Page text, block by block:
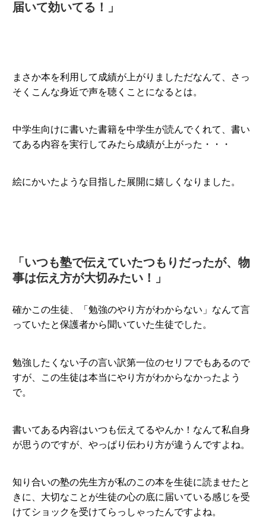
届いて効いてる！」
まさか本を利用して成績が上がりましただなんて、さっ
そくこんな身近で声を聴くことになるとは。
中学生向けに書いた書籍を中学生が読んでくれて、書い
てある内容を実行してみたら成績が上がった・・・
絵にかいたような目指した展開に嬉しくなりました。
「いつも塾で伝えていたつもりだったが、物
事は伝え方が大切みたい！」
確かこの生徒、「勉強のやり方がわからない」なんて言
っていたと保護者から聞いていた生徒でした。
勉強したくない子の言い訳第一位のセリフでもあるので
すが、この生徒は本当にやり方がわからなかったよう
で。
書いてある内容はいつも伝えてるやんか！なんて私自身
が思うのですが、やっぱり伝わり方が違うんですよね。
知り合いの塾の先生方が私のこの本を生徒に読ませたと
きに、大切なことが生徒の心の底に届いている感じを受
けてショックを受けてらっしゃったんですよね。